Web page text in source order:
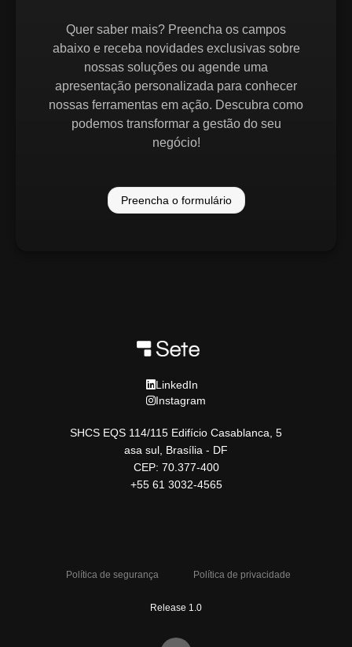
Quer saber mais? Preencha os campos
abaixo e receba novidades exclusivas sobre
nossas soluções ou agende uma
apresentação personalizada para conhecer
nossas ferramentas em ação. Descubra como
podemos transformar a gestão do seu
negócio!
Preencha o formulário
LinkedIn
Instagram
SHCS EQS 114/115 Edifício Casablanca, 5
asa sul, Brasília - DF
CEP: 70.377-400
+55 61 3032-4565
Política de segurança Política de privacidade
Release 1.0